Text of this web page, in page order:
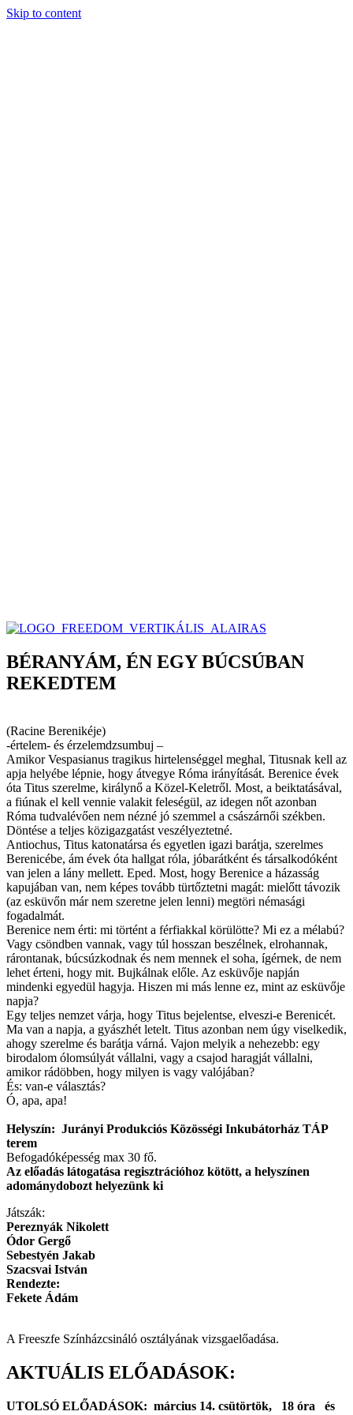
Skip to content
BÉRANYÁM, ÉN EGY BÚCSÚBAN
REKEDTEM
(Racine Berenikéje)
-értelem- és érzelemdzsumbuj –
Amikor Vespasianus tragikus hirtelenséggel meghal, Titusnak kell az
apja helyébe lépnie, hogy átvegye Róma irányítását. Berenice évek
óta Titus szerelme, királynő a Közel-Keletről. Most, a beiktatásával,
a fiúnak el kell vennie valakit feleségül, az idegen nőt azonban
Róma tudvalévően nem nézné jó szemmel a császárnői székben.
Döntése a teljes közigazgatást veszélyeztetné.
Antiochus, Titus katonatársa és egyetlen igazi barátja, szerelmes
Berenicébe, ám évek óta hallgat róla, jóbarátként és társalkodóként
van jelen a lány mellett. Eped. Most, hogy Berenice a házasság
kapujában van, nem képes tovább türtőztetni magát: mielőtt távozik
(az esküvőn már nem szeretne jelen lenni) megtöri némasági
fogadalmát.
Berenice nem érti: mi történt a férfiakkal körülötte? Mi ez a mélabú?
Vagy csöndben vannak, vagy túl hosszan beszélnek, elrohannak,
rárontanak, búcsúzkodnak és nem mennek el soha, ígérnek, de nem
lehet érteni, hogy mit. Bujkálnak előle. Az esküvője napján
mindenki egyedül hagyja. Hiszen mi más lenne ez, mint az esküvője
napja?
Egy teljes nemzet várja, hogy Titus bejelentse, elveszi-e Berenicét.
Ma van a napja, a gyászhét letelt. Titus azonban nem úgy viselkedik,
ahogy szerelme és barátja várná. Vajon melyik a nehezebb: egy
birodalom ólomsúlyát vállalni, vagy a csajod haragját vállalni,
amikor rádöbben, hogy milyen is vagy valójában?
És: van-e választás?
Ó, apa, apa!
Helyszín: Jurányi Produkciós Közösségi Inkubátorház TÁP
terem
Befogadóképesség max 30 fő.
Az előadás látogatása regisztrációhoz kötött, a helyszínen
adománydobozt helyezünk ki
Játszák:
Pereznyák Nikolett
Ódor Gergő
Sebestyén Jakab
Szacsvai István
Rendezte:
Fekete Ádám
A Freeszfe Színházcsináló osztályának vizsgaelőadása.
AKTUÁLIS ELŐADÁSOK:
UTOLSÓ ELŐADÁSOK: március 14. csütörtök, 18 óra és